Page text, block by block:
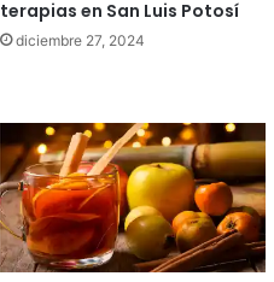
terapias en San Luis Potosí
diciembre 27, 2024